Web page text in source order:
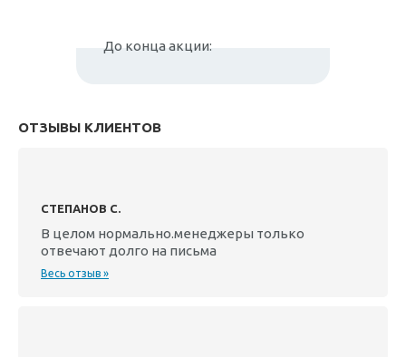
До конца акции:
ОТЗЫВЫ КЛИЕНТОВ
СТЕПАНОВ С.
В целом нормально.менеджеры только
отвечают долго на письма
Весь отзыв »